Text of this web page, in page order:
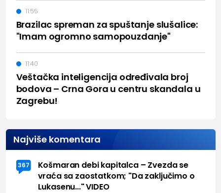
Brazilac spreman za spuštanje slušalice:
"Imam ogromno samopouzdanje"
11:55
Veštačka inteligencija određivala broj
bodova – Crna Gora u centru skandala u
Zagrebu!
11:40
Najviše komentara
367
Košmaran debi kapitalca – Zvezda se
vraća sa zaostatkom; "Da zaključimo o
Lukasenu..." VIDEO